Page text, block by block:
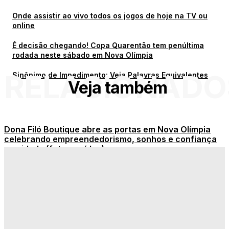
Onde assistir ao vivo todos os jogos de hoje na TV ou
online
É decisão chegando! Copa Quarentão tem penúltima
rodada neste sábado em Nova Olímpia
Sinônimo de Impedimento: Veja Palavras Equivalentes
Veja também
Dona Filó Boutique abre as portas em Nova Olímpia
celebrando empreendedorismo, sonhos e confiança
na cidade (fotos e vídeo)